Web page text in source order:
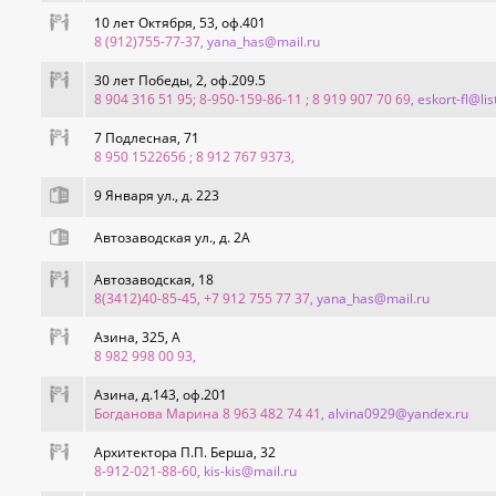
10 лет Октября, 53, оф.401
8 (912)755-77-37, yana_has@mail.ru
30 лет Победы, 2, оф.209.5
8 904 316 51 95; 8-950-159-86-11 ; 8 919 907 70 69, eskort-
7 Подлесная, 71
8 950 1522656 ; 8 912 767 9373,
9 Января ул., д. 223
Автозаводская ул., д. 2А
Автозаводская, 18
8(3412)40-85-45, +7 912 755 77 37, yana_has@mail.ru
Азина, 325, А
8 982 998 00 93,
Азина, д.143, оф.201
Богданова Марина 8 963 482 74 41, alvina0929@yandex.ru
Архитектора П.П. Берша, 32
8-912-021-88-60, kis-kis@mail.ru